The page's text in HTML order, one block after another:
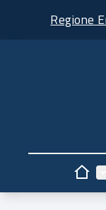
Regione
Home